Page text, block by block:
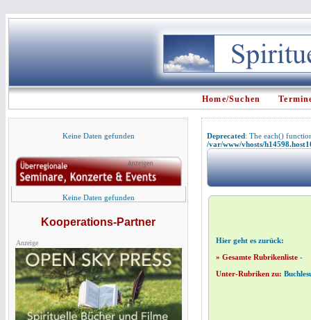
Home/Suchen
Keine Daten gefunden
Keine Daten gefunden
Kooperations-Partner
Anzeige
Deprecated: The each()
/var/www/vhosts/
Hier geht es zurück:
» Gesamte Rubrikenliste -
Unter-Rubriken zu: